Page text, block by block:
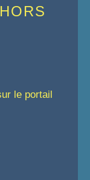
le portail